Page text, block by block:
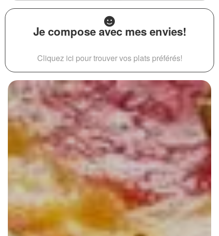
Je compose avec mes envies!
Cliquez ici pour trouver vos plats préférés!